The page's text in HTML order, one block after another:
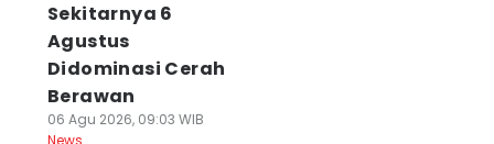
Sekitarnya 6
Agustus
Didominasi Cerah
Berawan
06 Agu 2026, 09:03 WIB
News